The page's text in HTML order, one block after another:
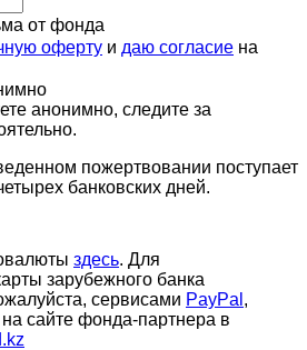
от фонда
оферту и даю согласие на
анонимно, следите за
пожертвовании поступает
банковских дней.
здесь. Для
зарубежного банка
сервисами PayPal ,
сайте фонда-партнера в